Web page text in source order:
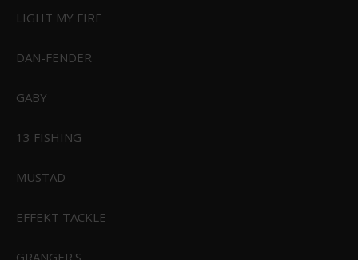
399,95 DKK
LIGHT MY FIRE
DAN-FENDER
GABY
13 FISHING
MUSTAD
EFFEKT TACKLE
GRANGER'S